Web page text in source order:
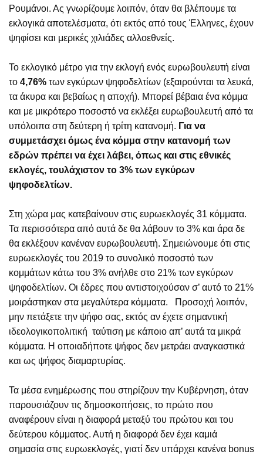
Ρουμάνοι. Ας γνωρίζουμε λοιπόν, όταν θα βλέπουμε τα
εκλογικά αποτελέσματα, ότι εκτός από τους Έλληνες, έχουν
ψηφίσει και μερικές χιλιάδες αλλοεθνείς.
Το εκλογικό μέτρο για την εκλογή ενός ευρωβουλευτή είναι
το 4,76% των εγκύρων ψηφοδελτίων (εξαιρούνται τα λευκά,
τα άκυρα και βεβαίως η αποχή). Μπορεί βέβαια ένα κόμμα
και με μικρότερο ποσοστό να εκλέξει ευρωβουλευτή από τα
υπόλοιπα στη δεύτερη ή τρίτη κατανομή. Για να
συμμετάσχει όμως ένα κόμμα στην κατανομή των
εδρών πρέπει να έχει λάβει, όπως και στις εθνικές
εκλογές, τουλάχιστον το 3% των εγκύρων
ψηφοδελτίων.
Στη χώρα μας κατεβαίνουν στις ευρωεκλογές 31 κόμματα.
Τα περισσότερα από αυτά δε θα λάβουν το 3% και άρα δε
θα εκλέξουν κανέναν ευρωβουλευτή. Σημειώνουμε ότι στις
ευρωεκλογές του 2019 το συνολικό ποσοστό των
κομμάτων κάτω του 3% ανήλθε στο 21% των εγκύρων
ψηφοδελτίων. Οι έδρες που αντιστοιχούσαν σ’ αυτό το 21%
μοιράστηκαν στα μεγαλύτερα κόμματα. Προσοχή λοιπόν,
μην πετάξετε την ψήφο σας, εκτός αν έχετε σημαντική
ιδεολογικοπολιτική ταύτιση με κάποιο απ’ αυτά τα μικρά
κόμματα. Η οποιαδήποτε ψήφος δεν μετράει αναγκαστικά
και ως ψήφος διαμαρτυρίας.
Τα μέσα ενημέρωσης που στηρίζουν την Κυβέρνηση, όταν
παρουσιάζουν τις δημοσκοπήσεις, το πρώτο που
αναφέρουν είναι η διαφορά μεταξύ του πρώτου και του
δεύτερου κόμματος. Αυτή η διαφορά δεν έχει καμιά
σημασία στις ευρωεκλογές, γιατί δεν υπάρχει κανένα bonus